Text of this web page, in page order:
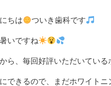
ちは ついき歯科です
いですね
ら、毎回好評いただいてい
できるので、まだホワイト